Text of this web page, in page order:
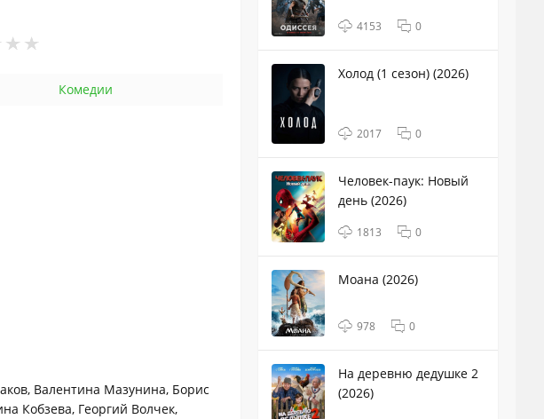
Комедии
Валентина Мазунина, Борис
Кобзева, Георгий Волчек,
4153 0
Холод (1 сезон) (2026)
2017 0
Человек-паук: Новый
день (2026)
1813 0
Моана (2026)
978 0
На деревню дедушке 2
(2026)